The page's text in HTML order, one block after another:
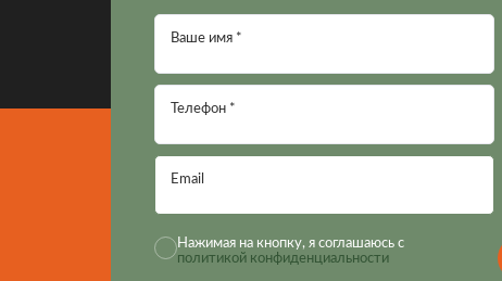
Ваше имя *
Телефон *
Email
Нажимая на кнопку, я соглашаюсь с
политикой конфиденциальности